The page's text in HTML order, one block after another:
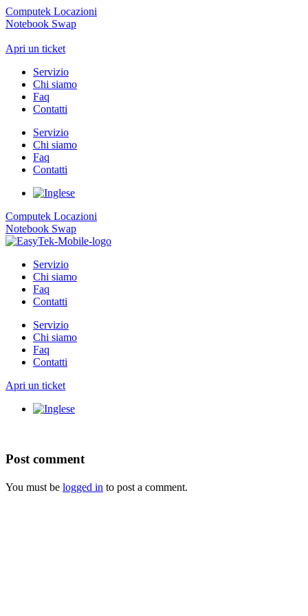
Computek Locazioni
Notebook Swap
Apri un ticket
Servizio
Chi siamo
Faq
Contatti
Servizio
Chi siamo
Faq
Contatti
Computek Locazioni
Notebook Swap
Servizio
Chi siamo
Faq
Contatti
Servizio
Chi siamo
Faq
Contatti
Apri un ticket
Post comment
You must be logged in to post a comment.